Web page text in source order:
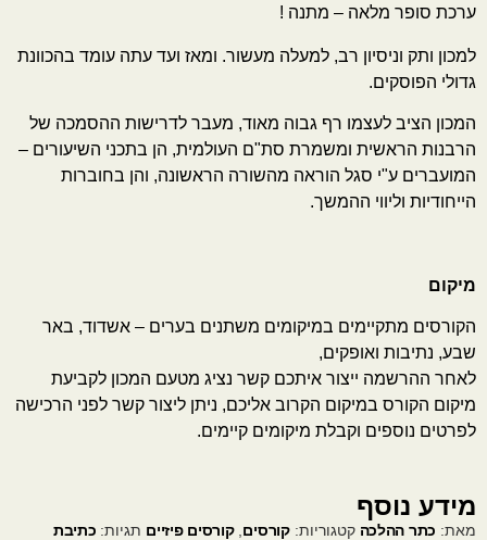
ערכת סופר מלאה – מתנה !
למכון ותק וניסיון רב, למעלה מעשור. ומאז ועד עתה עומד בהכוונת
גדולי הפוסקים.
המכון הציב לעצמו רף גבוה מאוד, מעבר לדרישות ההסמכה של
הרבנות הראשית ומשמרת סת"ם העולמית, הן בתכני השיעורים –
המועברים ע"י סגל הוראה מהשורה הראשונה, והן בחוברות
הייחודיות וליווי ההמשך.
מיקום
הקורסים מתקיימים במיקומים משתנים בערים – אשדוד, באר
שבע, נתיבות ואופקים,
לאחר ההרשמה ייצור איתכם קשר נציג מטעם המכון לקביעת
מיקום הקורס במיקום הקרוב אליכם, ניתן ליצור קשר לפני הרכישה
לפרטים נוספים וקבלת מיקומים קיימים.
מידע נוסף
מאת: כתר ההלכה קטגוריות: קורסים ,קורסים פיזיים תגיות: כתיבת